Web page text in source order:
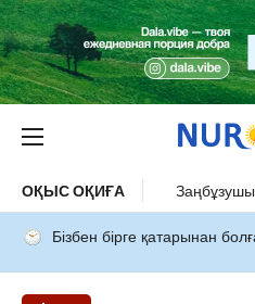
ОҚЫС ОҚИҒА
Бізбен бірге қатарынан